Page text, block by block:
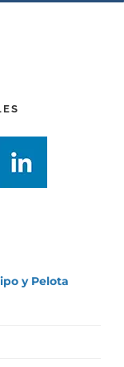
y Pelota